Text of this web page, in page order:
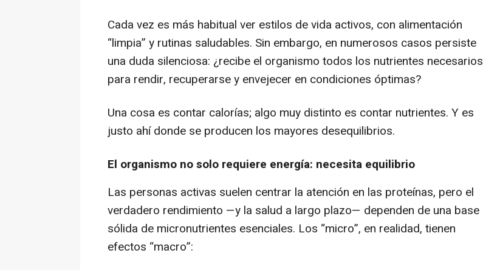
Cada vez es más habitual ver estilos de vida activos, con alimentación
“limpia” y rutinas saludables. Sin embargo, en numerosos casos persiste
una duda silenciosa: ¿recibe el organismo todos los nutrientes necesarios
para rendir, recuperarse y envejecer en condiciones óptimas?
Una cosa es contar calorías; algo muy distinto es contar nutrientes. Y es
justo ahí donde se producen los mayores desequilibrios.
El organismo no solo requiere energía: necesita equilibrio
Las personas activas suelen centrar la atención en las proteínas, pero el
verdadero rendimiento —y la salud a largo plazo— dependen de una base
sólida de micronutrientes esenciales. Los “micro”, en realidad, tienen
efectos “macro”: